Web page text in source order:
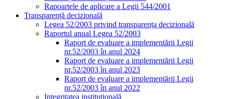
Rapoartele de aplicare a Legii 544/2001
Transparență decizională
Legea 52/2003 privind transparența decizională
Raportul anual Legea 52/2003
Raport de evaluare a implementării Legii
nr.52/2003 în anul 2024
Raport de evaluare a implementării Legii
nr.52/2003 în anul 2023
Raport de evaluare a implementării Legii
nr.52/2003 în anul 2022
Integritatea instituțională